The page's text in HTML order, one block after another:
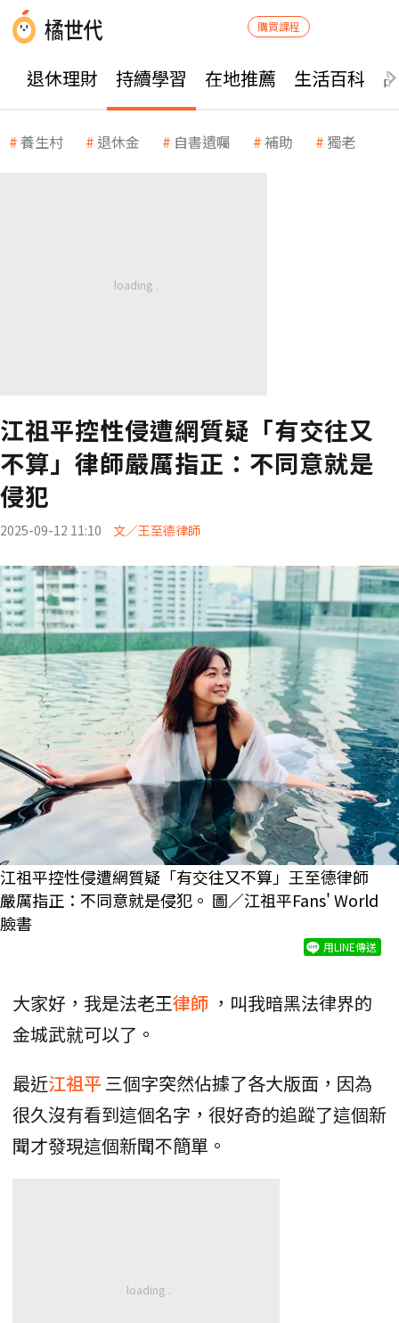
購買課程
退休理財 持續學習 在地推薦 生活百科
養生村 退休金 自書遺囑 補助 獨老
江祖平控性侵遭網質疑「有交往又
不算」律師嚴厲指正：不同意就是
侵犯
2025-09-12 11:10 文／王至德律師
江祖平控性侵遭網質疑「有交往又不算」王至德律師
嚴厲指正：不同意就是侵犯。 圖／江祖平Fans' World
臉書
用LINE傳送
大家好，我是法老王律師 ，叫我暗黑法律界的
金城武就可以了。
最近江祖平 三個字突然佔據了各大版面，因為
很久沒有看到這個名字，很好奇的追蹤了這個新
聞才發現這個新聞不簡單。